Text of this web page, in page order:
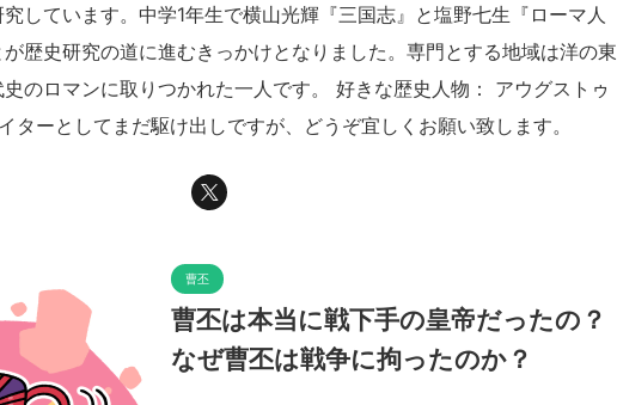
しています。中学1年生で横山光輝『三国志』と塩野七生『ローマ人
歴史研究の道に進むきっかけとなりました。専門とする地域は洋の東
のロマンに取りつかれた一人です。 好きな歴史人物： アウグストゥ
ターとしてまだ駆け出しですが、どうぞ宜しくお願い致します。
曹丕
曹丕は本当に戦下手の皇帝だったの？
なぜ曹丕は戦争に拘ったのか？